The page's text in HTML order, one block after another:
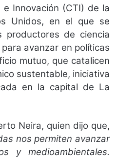
e Innovación (CTI) de la
Unidos, en el que se
productores de ciencia
avanzar en políticas
mutuo, que catalicen
sustentable, iniciativa
en la capital de La
Neira, quien dijo que,
nos permiten avanzar
y medioambientales.